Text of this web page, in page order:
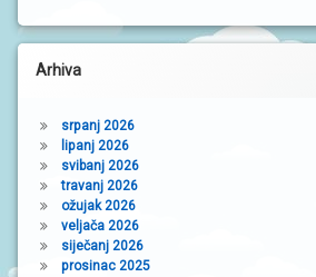
Arhiva
srpanj 2026
lipanj 2026
svibanj 2026
travanj 2026
ožujak 2026
veljača 2026
siječanj 2026
prosinac 2025